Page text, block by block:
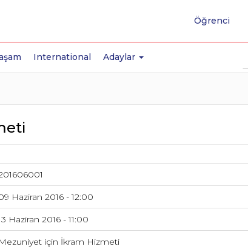
International Adaylar
Öğrenci
Haziran 2016 - 12:00
Haziran 2016 - 11:00
Mezuniyet için İkram Hizmeti